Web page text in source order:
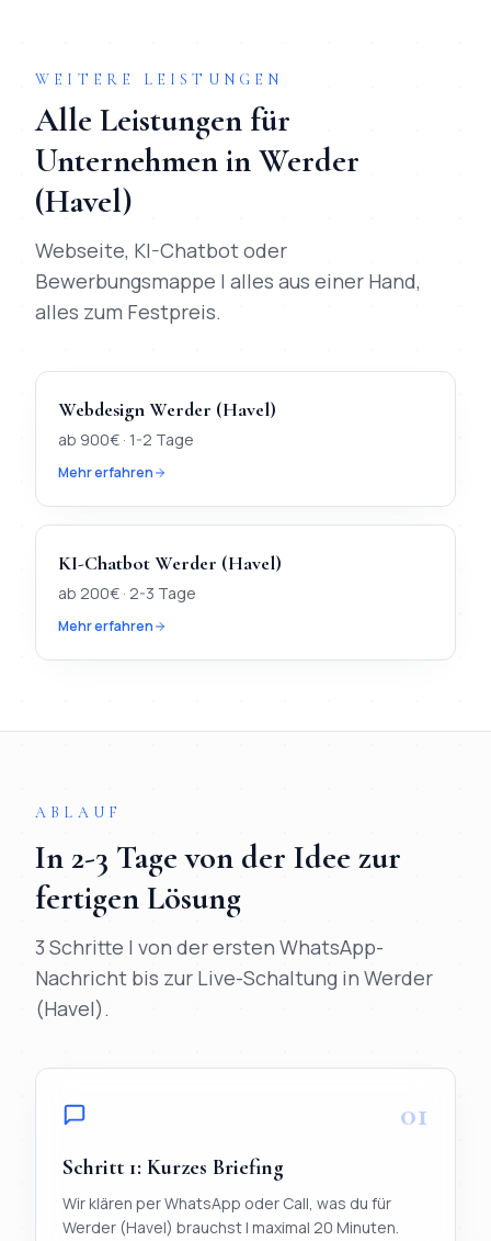
WEITERE LEISTUNGEN
Alle Leistungen für
Unternehmen inWerder
(Havel)
Webseite, KI-Chatbot oder
Bewerbungsmappe | alles aus einer Hand,
alles zum Festpreis.
WebdesignWerder (Havel)
ab 900€ · 1-2 Tage
Mehr erfahren
KI-ChatbotWerder (Havel)
ab 200€ · 2-3 Tage
Mehr erfahren
ABLAUF
In 2-3 Tagevon der Idee zur
fertigen Lösung
3 Schritte | von der ersten WhatsApp-
Nachricht bis zur Live-Schaltung in Werder
(Havel).
01
Schritt 1: Kurzes Briefing
Wir klären per WhatsApp oder Call, was du für
Werder (Havel) brauchst | maximal 20 Minuten.